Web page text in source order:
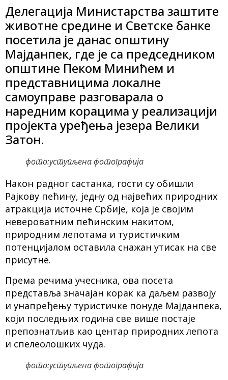
Делегација Министарства заштите
животне средине и Светске банке
посетила је данас општину
Мајданпек, где је са председником
општине Пеком Минићем и
представницима локалне
самоуправе разговарала о
наредним корацима у реализацији
пројекта уређења језера Велики
Затон.
фото:уступљена фотографија
Након радног састанка, гости су обишли
Рајкову пећину, једну од највећих природних
атракција источне Србије, која је својим
невероватним пећинским накитом,
природним лепотама и туристичким
потенцијалом оставила снажан утисак на све
присутне.
Према речима учесника, ова посета
представља значајан корак ка даљем развоју
и унапређењу туристичке понуде Мајданпека,
који последњих година све више постаје
препознатљив као центар природних лепота
и спелеолошких чуда.
фото:уступљена фотографија